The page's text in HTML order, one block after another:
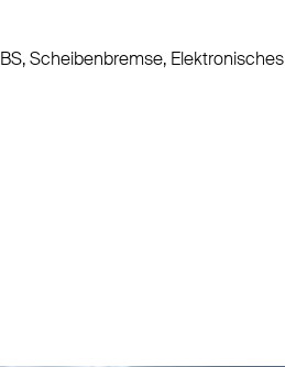
Scheibenbremse, Elektronisches